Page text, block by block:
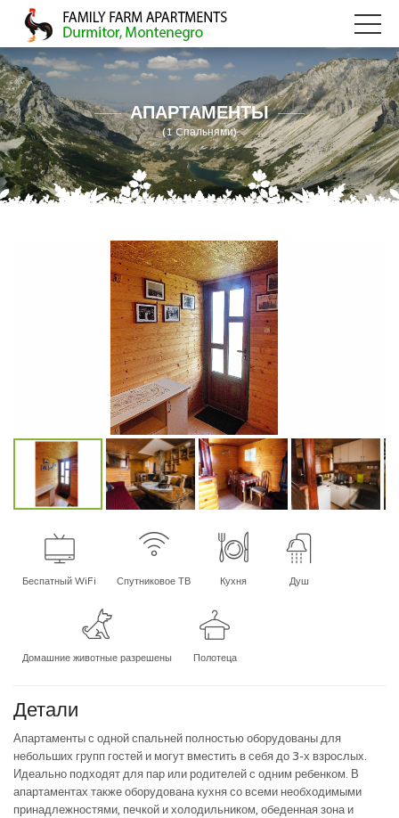
АПАРТАМЕНТЫ
(1 Cпальнями)
Беспатный WiFi Спутниковое ТВ Кухня Душ
Домашние животные разрешены Полотеца
Детали
Апартаменты с одной спальней полностью оборудованы для
небольших групп гостей и могут вместить в себя до 3-х взрослых.
Идеально подходят для пар или родителей с одним ребенком. В
апартаментах также оборудована кухня со всеми необходимыми
принадлежностями, печкой и холодильником, обеденная зона и